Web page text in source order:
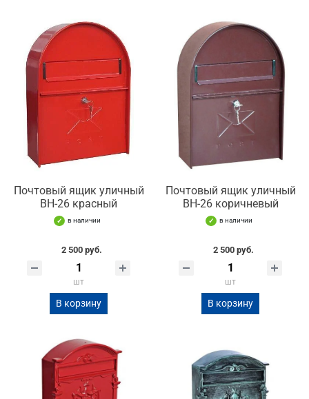
Почтовый ящик уличный
ВН-26 красный
в наличии
2 500 руб.
шт
В корзину
Почтовый ящик уличный
ВН-26 коричневый
в наличии
2 500 руб.
шт
В корзину